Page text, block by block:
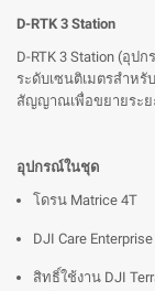
D-RTK 3 Station
D-RTK 3 Station (อุ
ระดับเซนติเมตรสำห
สัญญาณเพื่อขยายระย
อุปกรณ์ในชุด
โดรน Matrice 4T
DJI Care
สิทธิ์ใช้งาน DJI